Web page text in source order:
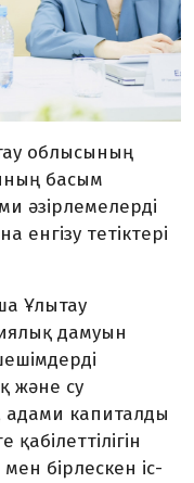
облысының
басым
әзірлемелерді
тетіктері
Ұлытау
дамуын
және су
адами капиталды
бірлескен іс-